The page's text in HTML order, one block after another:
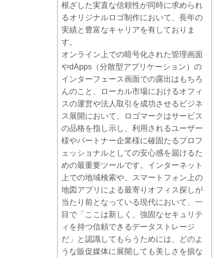
根ざした実直な信頼性が同時に求められ
るオリジナルロゴ制作において、長年の
実績と豊富なキャリアを有しておりま
す。
オンライン上での暗号化された管理画面
やdApps（分散型アプリケーション）の
インターフェース画面での露出はもちろ
んのこと、ローカル市場におけるオフィ
スの運営や法人取引を成功させるビジネ
ス展開において、ロゴマークはサービス
の品格を指し示し、利用されるユーザー
様やパートナー企業様に確固たるプロフ
ェッショナルとしての安心感を届けるた
めの最重要ツールです。インターネット
上での地域検索や、スマートフォン上の
地図アプリによる最寄りオフィス探しが
当たり前となっている現代において、一
目で「ここは新しく、強固なセキュリテ
ィを持つ信頼できるデータストレージ
だ」と認識してもらうためには、どのよ
うな販促媒体に展開しても美しさを損な